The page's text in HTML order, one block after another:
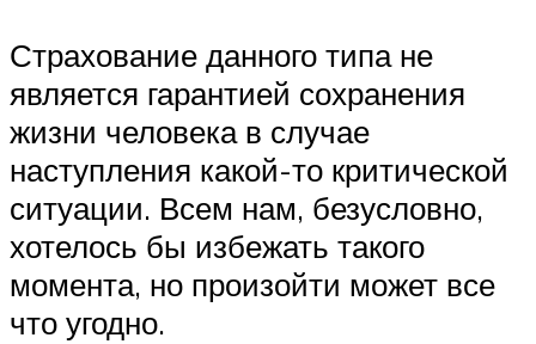
Страхование данного типа не
является гарантией сохранения
жизни человека в случае
наступления какой-то критической
ситуации. Всем нам, безусловно,
хотелось бы избежать такого
момента, но произойти может все
что угодно.